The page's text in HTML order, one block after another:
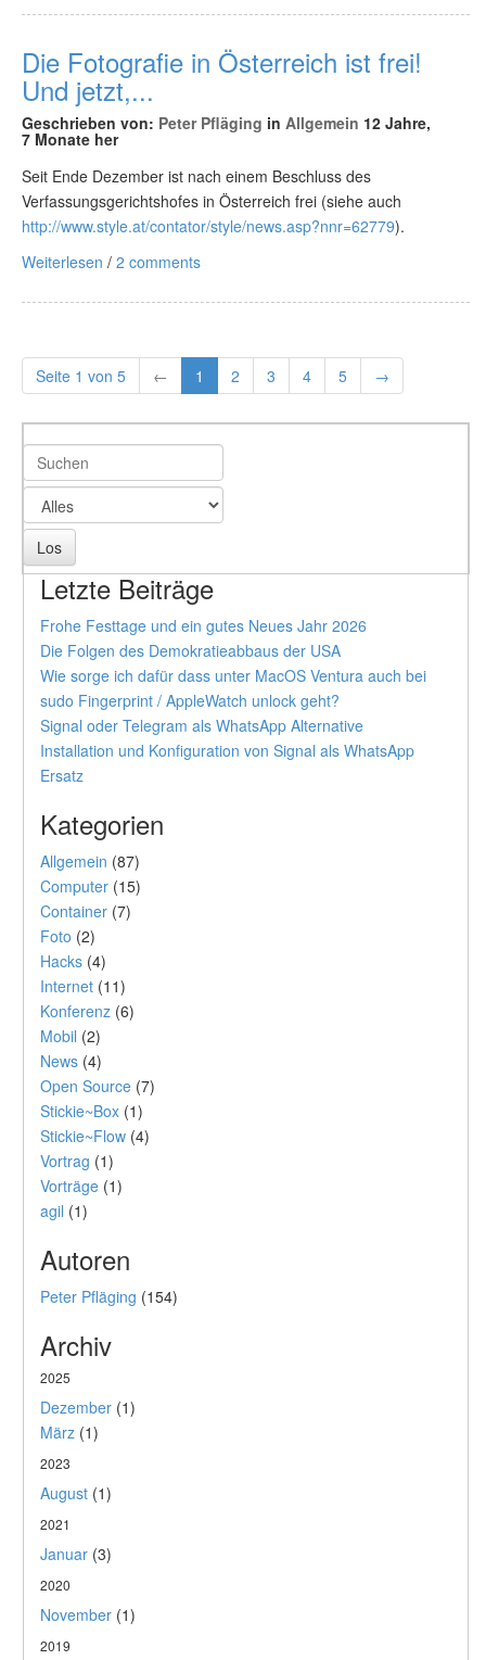
Die Fotografie in Österreich ist frei!
Und jetzt,...
Geschrieben von: Peter Pfläging in Allgemein 12 Jahre,
7 Monate her
Seit Ende Dezember ist nach einem Beschluss des
Verfassungsgerichtshofes in Österreich frei (siehe auch
http://www.style.at/contator/style/news.asp?nnr=62779).
Weiterlesen / 2 comments
Seite 1 von 5 ← 1 2 3 4 5 →
Letzte Beiträge
Frohe Festtage und ein gutes Neues Jahr 2026
Die Folgen des Demokratieabbaus der USA
Wie sorge ich dafür dass unter MacOS Ventura auch bei
sudo Fingerprint / AppleWatch unlock geht?
Signal oder Telegram als WhatsApp Alternative
Installation und Konfiguration von Signal als WhatsApp
Ersatz
Kategorien
Allgemein (87)
Computer (15)
Container (7)
Foto (2)
Hacks (4)
Internet (11)
Konferenz (6)
Mobil (2)
News (4)
Open Source (7)
Stickie~Box (1)
Stickie~Flow (4)
Vortrag (1)
Vorträge (1)
agil (1)
Autoren
Peter Pfläging (154)
Archiv
2025
Dezember (1)
März (1)
2023
August (1)
2021
Januar (3)
2020
November (1)
2019